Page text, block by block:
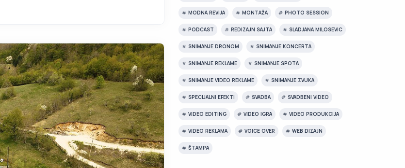
MODNA REVIJA MONTAŽA PHOTO SESSION
PODCAST REDIZAJN SAJTA SLADJANA MILOSEVIC
SNIMANJE DRONOM SNIMANJE KONCERTA
SNIMANJE REKLAME SNIMANJE SPOTA
SNIMANJE VIDEO REKLAME SNIMANJE ZVUKA
SPECIJALNI EFEKTI SVADBA SVADBENI VIDEO
VIDEO EDITING VIDEO IGRA VIDEO PRODUKCIJA
VIDEO REKLAMA VOICE OVER WEB DIZAJN
ŠTAMPA